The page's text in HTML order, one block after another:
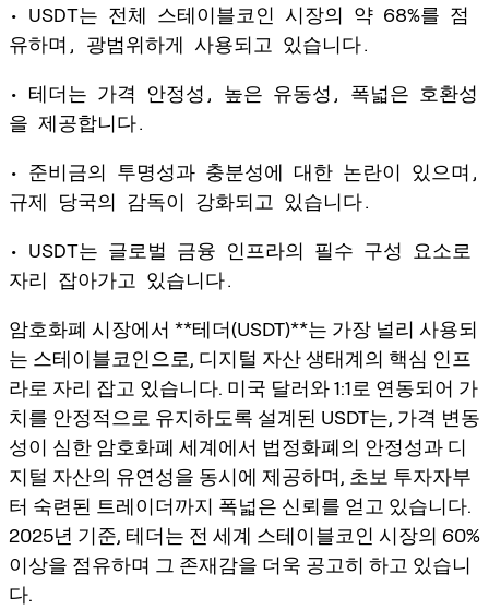
• USDT는 전체 스테이블코인 시장의 약 68%를 점
유하며, 광범위하게 사용되고 있습니다.
• 테더는 가격 안정성, 높은 유동성, 폭넓은 호환성
을 제공합니다.
• 준비금의 투명성과 충분성에 대한 논란이 있으며,
규제 당국의 감독이 강화되고 있습니다.
• USDT는 글로벌 금융 인프라의 필수 구성 요소로
자리 잡아가고 있습니다.
암호화폐 시장에서 **테더(USDT)**는 가장 널리 사용되
는 스테이블코인으로, 디지털 자산 생태계의 핵심 인프
라로 자리 잡고 있습니다. 미국 달러와 1:1로 연동되어 가
치를 안정적으로 유지하도록 설계된 USDT는, 가격 변동
성이 심한 암호화폐 세계에서 법정화폐의 안정성과 디
지털 자산의 유연성을 동시에 제공하며, 초보 투자자부
터 숙련된 트레이더까지 폭넓은 신뢰를 얻고 있습니다.
2025년 기준, 테더는 전 세계 스테이블코인 시장의 60%
이상을 점유하며 그 존재감을 더욱 공고히 하고 있습니
다.